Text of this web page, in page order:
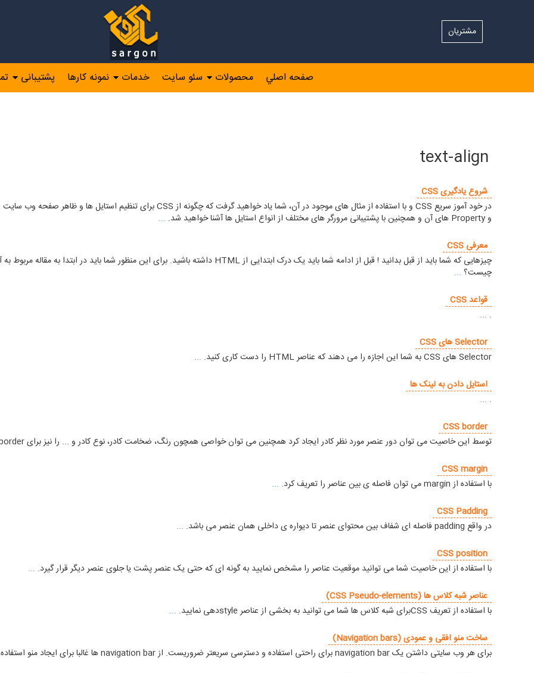
مشتریان
صفحه اصلي محصولات سئو سایت خدمات نمونه کارها پشتیبانی
text-align
شروع یادگیری CSS
و Property های آن و همچنین با پشتیبانی مرورگر های مختلف از انواع استایل ها آشنا خواهید شد.
...
معرفی CSS
چیست؟ ...
قواعد CSS
.
...
Selector های CSS
Selector های CSS به شما این اجازه را می دهند که عناصر HTML را دست کاری کنید.
...
استایل دادن به لینک ها
.
...
CSS border
توسط این خاصیت می توان دور عنصر مورد نظر کادر ایجاد کرد همچنین می توان خواصی همچون رنگ، ضخامت کادر، نوع کادر و ... را نیز برای border در نظر گرفت.
CSS margin
با استفاده از margin می توان فاصله ی بین عناصر را تعریف کرد.
...
CSS Padding
در واقع padding فاصله ای شفاف بین محتوای عنصر تا دیواره ی داخلی همان عنصر می باشد.
...
CSS position
با استفاده از این خاصیت شما می توانید موقعیت عناصر را مشخص نمایید به گونه ای که حتی یک عنصر پشت یا جلوی عنصر دیگر قرار گیرد. ...
عناصر شبه کلاس ها (CSS Pseudo-elements)
با استفاده از تعریف CSSبرای شبه کلاس ها شما می توانید به بخشی از عناصر styleدهی نمایید.
...
ساخت منو افقی و عمودی (Navigation bars)
برای هر وب سایتی داشتن یک navigation bar برای راحتی استفاده و دسترسی سریعتر ضروریست. از navigation bar ها غالبا برای ایجاد منو استفاده می شود.